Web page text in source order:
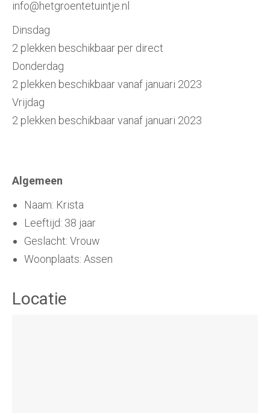
info@hetgroentetuintje.nl
Dinsdag
2 plekken beschikbaar per direct
Donderdag
2 plekken beschikbaar vanaf januari 2023
Vrijdag
2 plekken beschikbaar vanaf januari 2023
Algemeen
Naam: Krista
Leeftijd: 38 jaar
Geslacht: Vrouw
Woonplaats: Assen
Locatie